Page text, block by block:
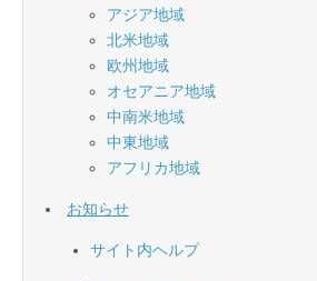
アジア地域
北米地域
欧州地域
オセアニア地域
中南米地域
中東地域
アフリカ地域
お知らせ
サイト内ヘルプ